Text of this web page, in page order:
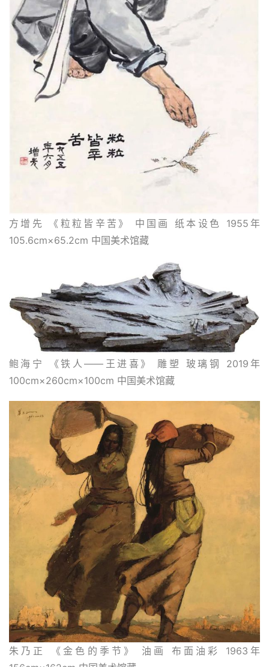
方增先 《粒粒皆辛苦》 中国画 纸本设色 1955年
105.6cm×65.2cm 中国美术馆藏
鲍海宁 《铁人——王进喜》 雕塑 玻璃钢 2019年
100cm×260cm×100cm 中国美术馆藏
朱乃正 《金色的季节》 油画 布面油彩 1963年